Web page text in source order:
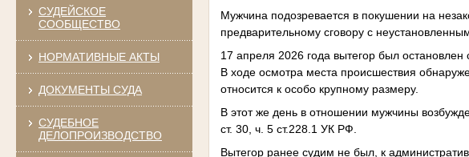
СУДЕЙСКОЕ
СООБЩЕСТВО
НОРМАТИВНЫЕ АКТЫ
ДОКУМЕНТЫ СУДА
СУДЕБНОЕ
ДЕЛОПРОИЗВОДСТВО
Мужчина подозревается в покушении на
предварительному сговору с
17 апреля 2026 года вытегор был
В ходе осмотра места происшествия
относится к особо крупному размеру.
В этот же день в отношении мужчины
ст. 30, ч. 5 ст.228.1 УК РФ.
Вытегор ранее судим не был, к